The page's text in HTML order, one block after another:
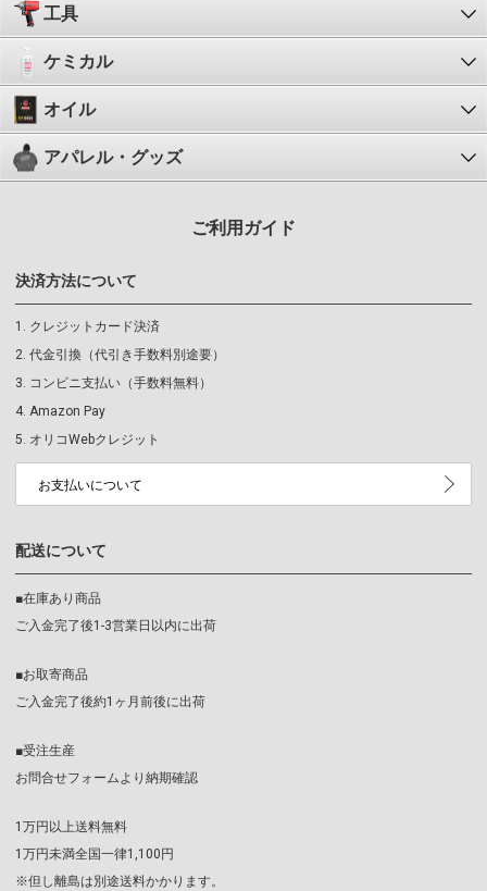
工具
ケミカル
オイル
アパレル・グッズ
ご利用ガイド
決済方法について
クレジットカード決済
代金引換（代引き手数料別途要）
コンビニ支払い（手数料無料）
Amazon Pay
オリコWebクレジット
お支払いについて
配送について
■在庫あり商品
ご入金完了後1-3営業日以内に出荷
■お取寄商品
ご入金完了後約1ヶ月前後に出荷
■受注生産
お問合せフォームより納期確認
1万円以上送料無料
1万円未満全国一律1,100円
※但し離島は別途送料かかります。